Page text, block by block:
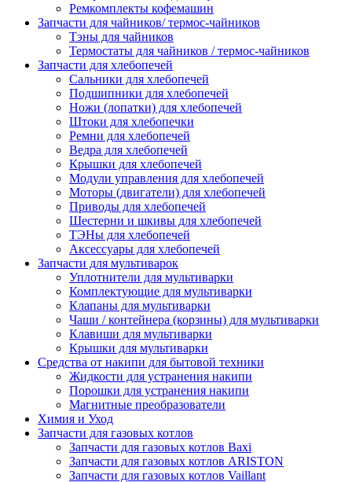
Ремкомплекты кофемашин
Запчасти для чайников/ термос-чайников
Тэны для чайников
Термостаты для чайников / термос-чайников
Запчасти для хлебопечей
Сальники для хлебопечей
Подшипники для хлебопечей
Ножи (лопатки) для хлебопечей
Штоки для хлебопечки
Ремни для хлебопечей
Ведра для хлебопечей
Крышки для хлебопечей
Модули управления для хлебопечей
Моторы (двигатели) для хлебопечей
Приводы для хлебопечей
Шестерни и шкивы для хлебопечей
ТЭНы для хлебопечей
Аксессуары для хлебопечей
Запчасти для мультиварок
Уплотнители для мультиварки
Комплектующие для мультиварки
Клапаны для мультиварки
Чаши / контейнера (корзины) для мультиварки
Клавиши для мультиварки
Крышки для мультиварки
Средства от накипи для бытовой техники
Жидкости для устранения накипи
Порошки для устранения накипи
Магнитные преобразователи
Химия и Уход
Запчасти для газовых котлов
Запчасти для газовых котлов Baxi
Запчасти для газовых котлов ARISTON
Запчасти для газовых котлов Vaillant